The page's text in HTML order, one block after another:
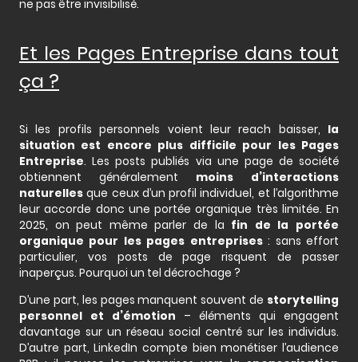
ne pas être invisibilisé.
Et les Pages Entreprise dans tout
ça ?
Si les profils personnels voient leur reach baisser, la
situation est encore plus difficile pour les Pages
Entreprise. Les posts publiés via une page de société
obtiennent généralement moins d’interactions
naturelles que ceux d’un profil individuel, et l’algorithme
leur accorde donc une portée organique très limitée. En
2025, on peut même parler de la fin de la portée
organique pour les pages entreprises: sans effort
particulier, vos posts de page risquent de passer
inaperçus. Pourquoi un tel décrochage ?
D’une part, les pages manquent souvent de storytelling
personnel et d’émotion – éléments qui engagent
davantage sur un réseau social centré sur les individus.
D’autre part, LinkedIn compte bien monétiser l’audience